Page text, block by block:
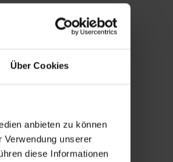
Über Cookies
anbieten zu können
unserer
diese Informationen